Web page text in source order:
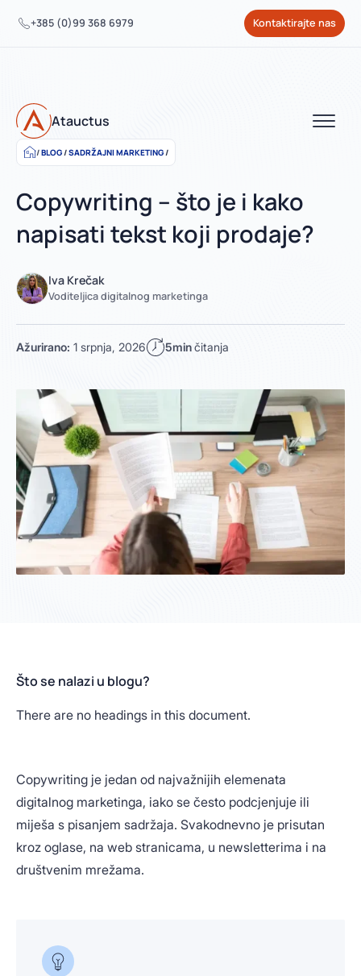
+385 (0)99 368 6979 Kontaktirajte nas
Atauctus
BLOG/SADRŽAJNI MARKETING/
Copywriting – što je i kako
napisati tekst koji prodaje?
Iva Krečak
Voditeljica digitalnog marketinga
Ažurirano: 1 srpnja, 2026 5minčitanja
Što se nalazi u blogu?
There are no headings in this document.
Copywriting je jedan od najvažnijih elemenata
digitalnog marketinga, iako se često podcjenjuje ili
miješa s pisanjem sadržaja. Svakodnevno je prisutan
kroz oglase, na web stranicama, u newsletterima i na
društvenim mrežama.